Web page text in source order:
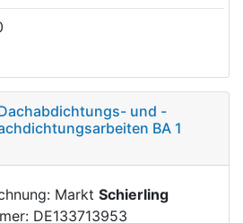
und -
BA 1
Markt Schierling
DE133713953